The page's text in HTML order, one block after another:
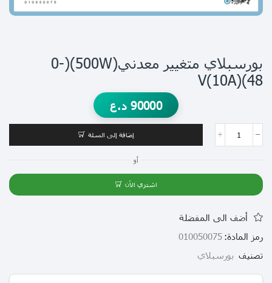
بورسبلاي متغيير معدني(500W)(0-
48)V(10A)
90000 د.ع
إضافة إلى السلة
أو
اشتري الآن
أضف الى المفضلة
رمز المادة: 010050075
تصنيف بورسبلاي